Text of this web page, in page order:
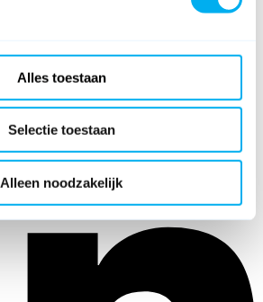
Alles toestaan
Selectie toestaan
Alleen noodzakelijk